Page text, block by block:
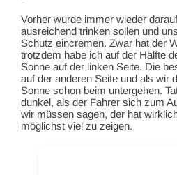
Vorher wurde immer wieder
ausreichend trinken sollen und
Schutz eincremen. Zwar hat der
trotzdem habe ich auf der Hälfte
Sonne auf der linken Seite. Die
auf der anderen Seite und als wir
Sonne schon beim untergehen.
dunkel, als der Fahrer sich zum
wir müssen sagen, der hat
möglichst viel zu zeigen.